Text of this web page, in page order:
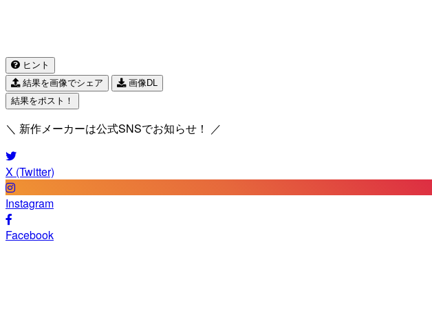
ヒント
結果を画像でシェア
画像DL
結果をポスト！
＼ 新作メーカーは公式SNSでお知らせ！ ／
X (Twitter)
Instagram
Facebook